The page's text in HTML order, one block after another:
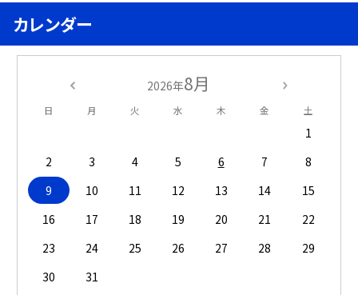
カレンダー
2026年8月
日 月 火 水 木 金 土
1
2
3 4 5 6 7
8
9
10 11 12 13 14
15
16
17 18 19 20 21
22
23
24 25 26 27 28
29
30
31